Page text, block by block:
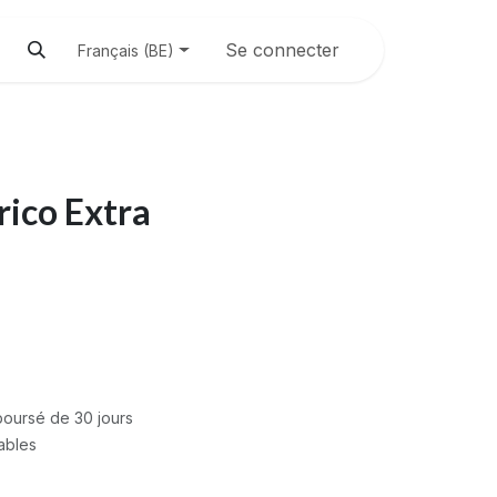
Français (BE) Se connecter
Extra
de 30 jours